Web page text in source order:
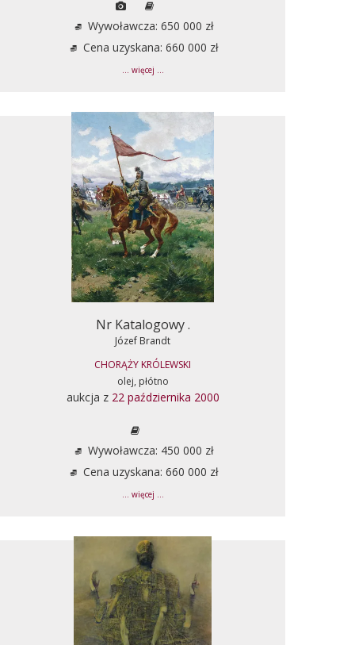
Wywoławcza: 650 000 zł
Cena uzyskana: 660 000 zł
... więcej ...
Nr Katalogowy .
Józef Brandt
CHORĄŻY KRÓLEWSKI
olej, płótno
aukcja z 22 października 2000
Wywoławcza: 450 000 zł
Cena uzyskana: 660 000 zł
... więcej ...